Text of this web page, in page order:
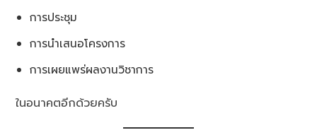
การประชุม
การนำเสนอโครงการ
การเผยแพร่ผลงานวิชาการ
ในอนาคตอีกด้วยครับ